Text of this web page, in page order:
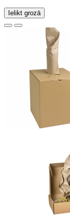
Ielikt grozā